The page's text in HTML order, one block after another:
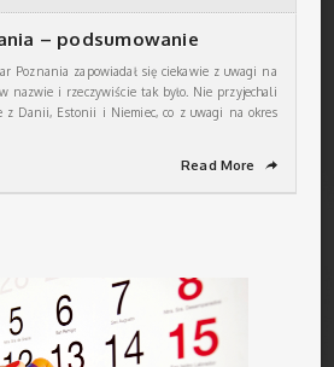
– podsumowanie
Poznania zapowiadał się ciekawie z uwagi na
nazwie i rzeczywiście tak było. Nie przyjechali
z Danii, Estonii i Niemiec, co z uwagi na okres
Read More ➦